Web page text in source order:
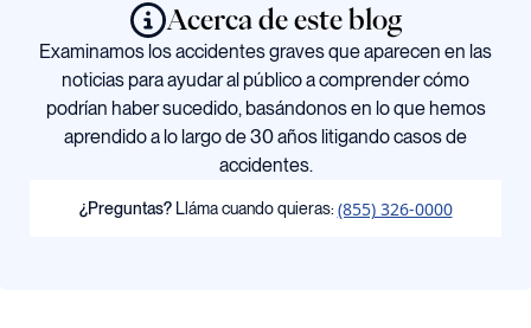
Acerca de este blog
Examinamos los accidentes graves que aparecen en las
noticias para ayudar al público a comprender cómo
podrían haber sucedido, basándonos en lo que hemos
aprendido a lo largo de 30 años litigando casos de
accidentes.
¿Preguntas? Lláma cuando quieras: (855) 326-0000